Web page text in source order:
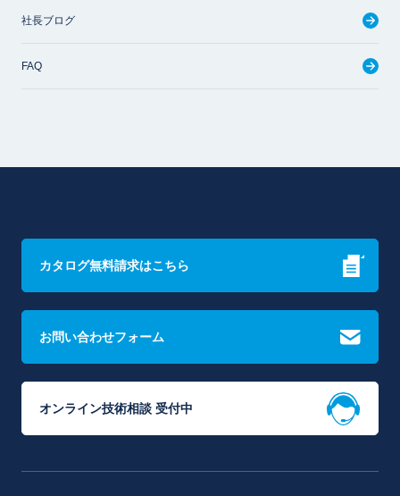
社長ブログ
FAQ
カタログ無料請求はこちら
お問い合わせフォーム
オンライン技術相談 受付中